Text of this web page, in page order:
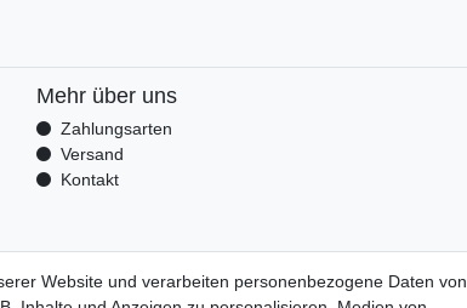
Mehr über uns
Zahlungsarten
Versand
Kontakt
Website und verarbeiten personenbezogene Daten von